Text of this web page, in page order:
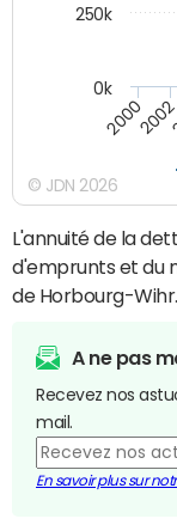
20002002
0k
250k
© JDN 2026
L'annuité de la
d'emprunts et du
de Horbourg-Wihr.
A ne pas
Recevez nos
mail.
En savoir plus sur